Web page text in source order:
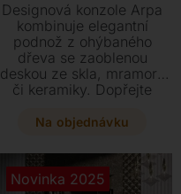
Designová konzole Arpa
kombinuje elegantní
podnož z ohýbaného
dřeva se zaoblenou
deskou ze skla, mramoru
či keramiky. Dopřejte
stylový kousek o
cm, který lze dokonale
sladit i s jídelním stolem ve
stejném designu.
Na objednávku
Novinka 2025